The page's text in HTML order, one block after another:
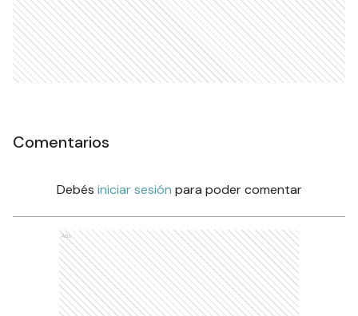
Comentarios
Debés iniciar sesión para poder comentar
Ads